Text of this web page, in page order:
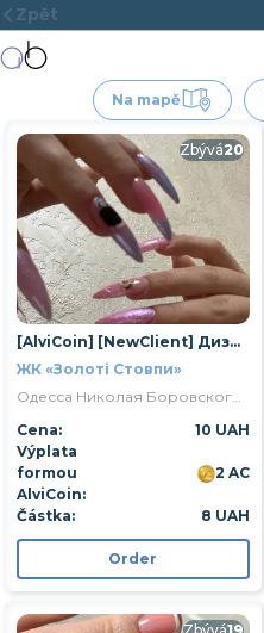
Zpět
Na mapě
Zbývá20
[AlviCoin] [NewClient] Дизайн 1 нігтя
ЖК «Золоті Стовпи»
Одесса Николая Боровского улица 1/16
Cena:
10 UAH
Výplata
formou
AlviCoin:
2 AC
Částka: 8 UAH
Order